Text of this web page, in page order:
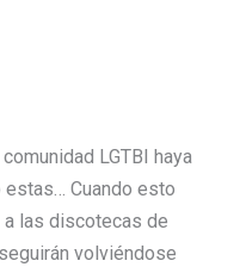
LGTBI haya
Cuando esto
las discotecas de
volviéndose